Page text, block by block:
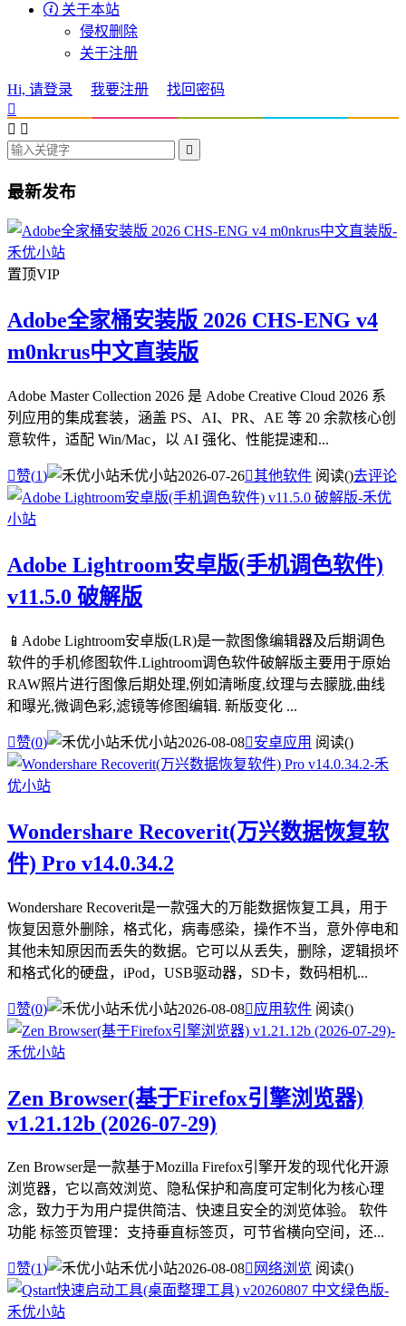
 关于本站
侵权删除
关于注册
Hi, 请登录 我要注册
找回密码

 

最新发布
置顶VIP
Adobe全家桶安装版 2026 CHS-ENG v4
m0nkrus中文直装版
Adobe Master Collection 2026 是 Adobe Creative Cloud 2026 系
列应用的集成套装，涵盖 PS、AI、PR、AE 等 20 余款核心创
意软件，适配 Win/Mac，以 AI 强化、性能提速和...
赞(1) 禾优小站2026-07-26其他软件 阅读()去评论
Adobe Lightroom安卓版(手机调色软件)
v11.5.0 破解版
📱Adobe Lightroom安卓版(LR)是一款图像编辑器及后期调色
软件的手机修图软件.Lightroom调色软件破解版主要用于原始
RAW照片进行图像后期处理,例如清晰度,纹理与去朦胧,曲线
和曝光,微调色彩,滤镜等修图编辑. 新版变化 ...
赞(0) 禾优小站2026-08-08安卓应用 阅读()
Wondershare Recoverit(万兴数据恢复软
件) Pro v14.0.34.2
Wondershare Recoverit是一款强大的万能数据恢复工具，用于
恢复因意外删除，格式化，病毒感染，操作不当，意外停电和
其他未知原因而丢失的数据。它可以从丢失，删除，逻辑损坏
和格式化的硬盘，iPod，USB驱动器，SD卡，数码相机...
赞(0) 禾优小站2026-08-08应用软件 阅读()
Zen Browser(基于Firefox引擎浏览器)
v1.21.12b (2026-07-29)
Zen Browser是一款基于Mozilla Firefox引擎开发的现代化开源
浏览器，它以高效浏览、隐私保护和高度可定制化为核心理
念，致力于为用户提供简洁、快速且安全的浏览体验。 软件
功能 标签页管理：支持垂直标签页，可节省横向空间，还...
赞(1) 禾优小站2026-08-08 网络浏览 阅读()